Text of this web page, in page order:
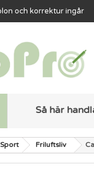
och korrektur ingår
Så här
Friluftsliv